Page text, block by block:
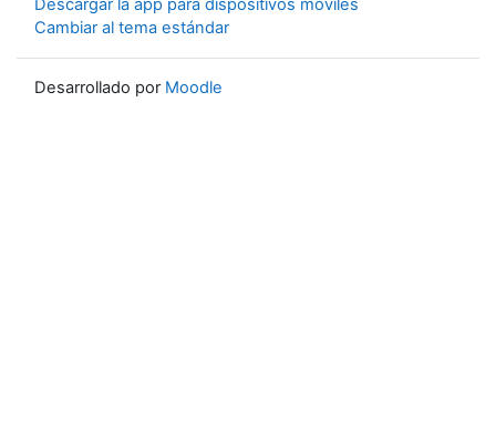
Descargar la app para dispositivos móviles
Cambiar al tema estándar
Desarrollado por Moodle